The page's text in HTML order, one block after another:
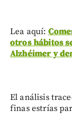
Lea aquí:
otros hábitos
Alzhéimer y
El análisis
finas estrías